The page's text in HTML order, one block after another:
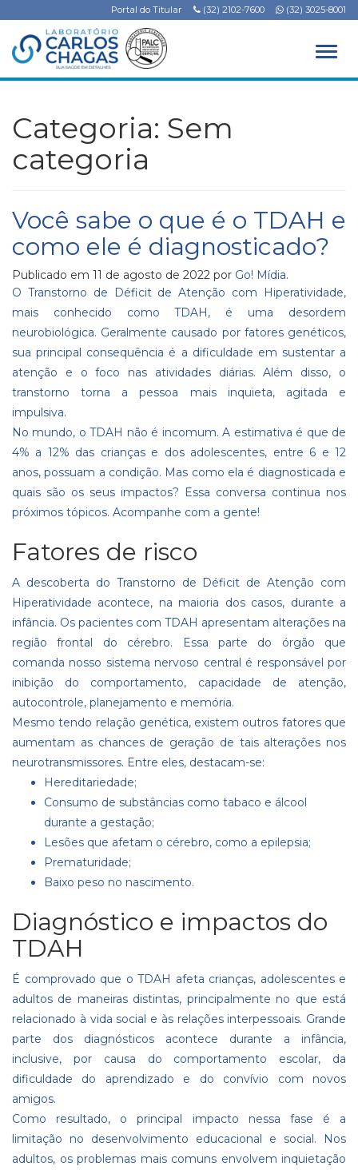
Portal do Titular (32) 2102-7600 (32) 3025-8001
Categoria: Sem
categoria
Você sabe o que é o TDAH e
como ele é diagnosticado?
Publicado em 11 de agosto de 2022 por Go! Mídia.
O Transtorno de Déficit de Atenção com Hiperatividade,
mais conhecido como TDAH, é uma desordem
neurobiológica. Geralmente causado por fatores genéticos,
sua principal consequência é a dificuldade em sustentar a
atenção e o foco nas atividades diárias. Além disso, o
transtorno torna a pessoa mais inquieta, agitada e
impulsiva.
No mundo, o TDAH não é incomum. A estimativa é que de
4% a 12% das crianças e dos adolescentes, entre 6 e 12
anos, possuam a condição. Mas como ela é diagnosticada e
quais são os seus impactos? Essa conversa continua nos
próximos tópicos. Acompanhe com a gente!
Fatores de risco
A descoberta do Transtorno de Déficit de Atenção com
Hiperatividade acontece, na maioria dos casos, durante a
infância. Os pacientes com TDAH apresentam alterações na
região frontal do cérebro. Essa parte do órgão que
comanda nosso sistema nervoso central é responsável por
inibição do comportamento, capacidade de atenção,
autocontrole, planejamento e memória.
Mesmo tendo relação genética, existem outros fatores que
aumentam as chances de geração de tais alterações nos
neurotransmissores. Entre eles, destacam-se:
Hereditariedade;
Consumo de substâncias como tabaco e álcool
durante a gestação;
Lesões que afetam o cérebro, como a epilepsia;
Prematuridade;
Baixo peso no nascimento.
Diagnóstico e impactos do
TDAH
É comprovado que o TDAH afeta crianças, adolescentes e
adultos de maneiras distintas, principalmente no que está
relacionado à vida social e às relações interpessoais. Grande
parte dos diagnósticos acontece durante a infância,
inclusive, por causa do comportamento escolar, da
dificuldade do aprendizado e do convívio com novos
amigos.
Como resultado, o principal impacto nessa fase é a
limitação no desenvolvimento educacional e social. Nos
adultos, os problemas mais comuns envolvem inquietação